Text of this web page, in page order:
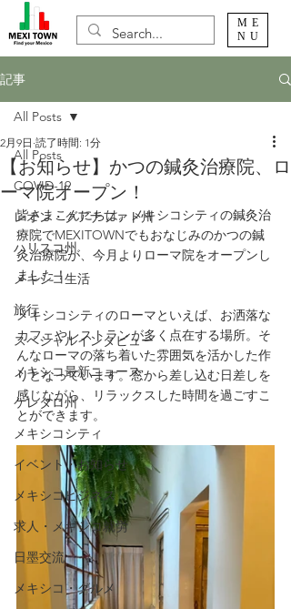
ME
NU
記事
All Posts
COVID-19
レオン・グアナファト州
ハリスコ州
メキシコ生活
旅行
スペシャルインタビュー
メキシコ最新ニュース
ケレタロ州
メキシコシティ
イベント・お知らせ
メキシコビジネス
求人・メキシコ就労
日墨交流
メキシコ・グルメ
All Posts
【お知らせ】かつの鍼灸治療院、ロ
ーマ院オープン！
2月9日 読了時間: 1分
皆さまこんにちは。メキシコシティの鍼灸治
療院でMEXITOWNでもおなじみのかつの鍼
灸治療院が、今月よりローマ院をオープンし
ました！
メキシコシティのローマといえば、お洒落な
カフェやレストランが多く点在する場所。そ
んなローマの落ち着いた雰囲気を活かした作
りとなっています。窓から差し込む日差しを
感じながら、リラックスした時間を過ごすこ
とができます。